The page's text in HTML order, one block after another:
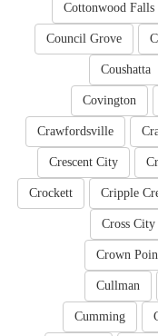
Cottonwood Falls
Council Grove
Coushatta
Covington
Crawfordsville
Crescent City
Cripple
Crockett
Cross City
Crown
Cullman
Cumming